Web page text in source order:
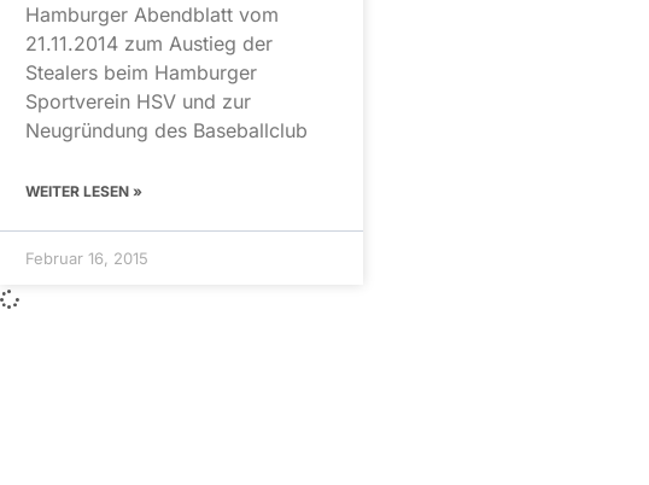
Hamburger Abendblatt vom
21.11.2014 zum Austieg der
Stealers beim Hamburger
Sportverein HSV und zur
Neugründung des Baseballclub
WEITER LESEN »
Februar 16, 2015